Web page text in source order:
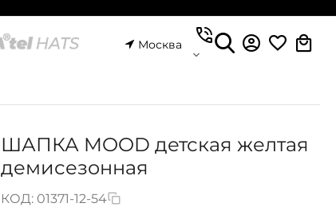
Москва
ШАПКА MOOD детская желтая
демисезонная
КОД: 01371-12-54